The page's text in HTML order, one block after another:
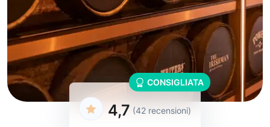
CONSIGLIATA
4,7 (42 recensioni)